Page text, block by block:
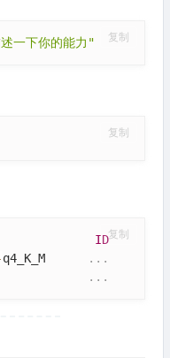
一下你的能力" 复制
复制
ID
q4_K_M . . .
. . .
复制